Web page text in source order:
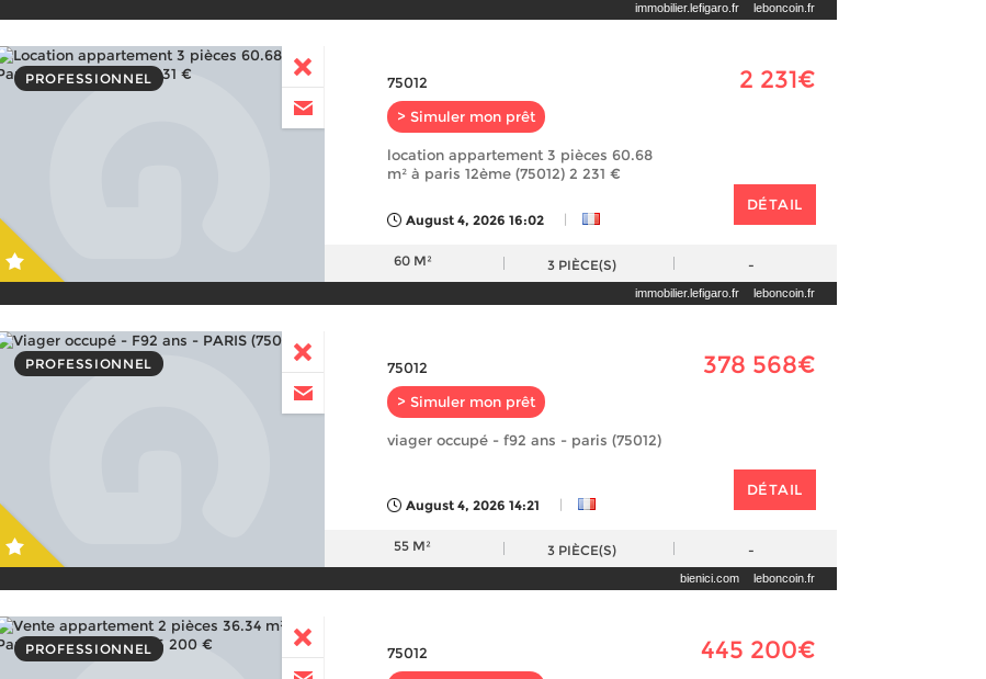
immobilier.lefigaro.fr leboncoin.fr
PROFESSIONNEL 75012
> Simuler mon prêt
2 231€
location appartement 3 pièces 60.68
m² à paris 12ème (75012) 2 231 €
August 4, 2026 16:02 |
DÉTAIL
60 M² 3 PIÈCE(S) -
immobilier.lefigaro.fr leboncoin.fr
PROFESSIONNEL 75012
> Simuler mon prêt
378 568€
viager occupé - f92 ans - paris (75012)
August 4, 2026 14:21 |
DÉTAIL
55 M² 3 PIÈCE(S) -
bienici.com leboncoin.fr
PROFESSIONNEL 75012 445 200€